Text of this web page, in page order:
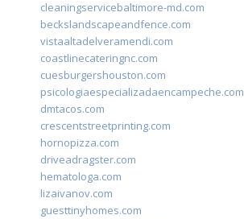
cleaningservicebaltimore-md.com
beckslandscapeandfence.com
vistaaltadelveramendi.com
coastlinecateringnc.com
cuesburgershouston.com
psicologiaespecializadaencampeche.com
dmtacos.com
crescentstreetprinting.com
hornopizza.com
driveadragster.com
hematologa.com
lizaivanov.com
guesttinyhomes.com